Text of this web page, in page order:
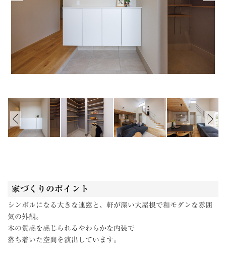
家づくりのポイント
シンボルになる大きな連窓と、軒が深い大屋根で和モダンな雰囲
気の外観。
木の質感を感じられるやわらかな内装で
落ち着いた空間を演出しています。